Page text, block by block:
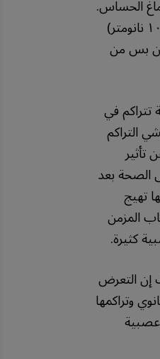
الحساس.
لكن النانوبلاستيك (أقل من ١٠٠ نانومتر)
بس من
تتراكم في
التراكم
تأثير
الصحة بعد
تهيج
المزمن
كثيرة.
إن التعرض
وتراكمها